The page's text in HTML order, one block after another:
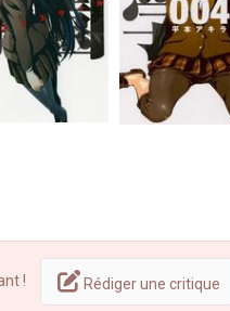
! Rédiger une critique